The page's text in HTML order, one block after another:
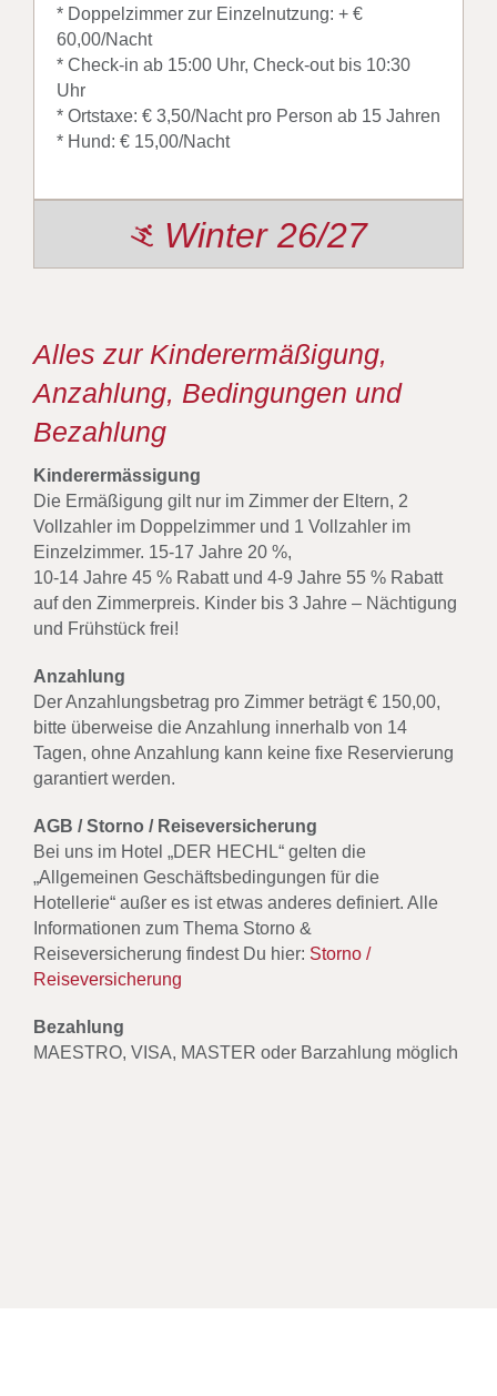
* Doppelzimmer zur Einzelnutzung: + €
60,00/Nacht
* Check-in ab 15:00 Uhr, Check-out bis 10:30
Uhr
* Ortstaxe: € 3,50/Nacht pro Person ab 15 Jahren
* Hund: € 15,00/Nacht
Winter 26/27
Alles zur Kinderermäßigung,
Anzahlung, Bedingungen und
Bezahlung
Kinderermässigung
Die Ermäßigung gilt nur im Zimmer der Eltern, 2
Vollzahler im Doppelzimmer und 1 Vollzahler im
Einzelzimmer. 15-17 Jahre 20 %,
10-14 Jahre 45 % Rabatt und 4-9 Jahre 55 % Rabatt
auf den Zimmerpreis. Kinder bis 3 Jahre – Nächtigung
und Frühstück frei!
Anzahlung
Der Anzahlungsbetrag pro Zimmer beträgt € 150,00,
bitte überweise die Anzahlung innerhalb von 14
Tagen, ohne Anzahlung kann keine fixe Reservierung
garantiert werden.
AGB / Storno / Reiseversicherung
Bei uns im Hotel „DER HECHL“ gelten die
„Allgemeinen Geschäftsbedingungen für die
Hotellerie“ außer es ist etwas anderes definiert. Alle
Informationen zum Thema Storno &
Reiseversicherung findest Du hier: Storno /
Reiseversicherung
Bezahlung
MAESTRO, VISA, MASTER oder Barzahlung möglich